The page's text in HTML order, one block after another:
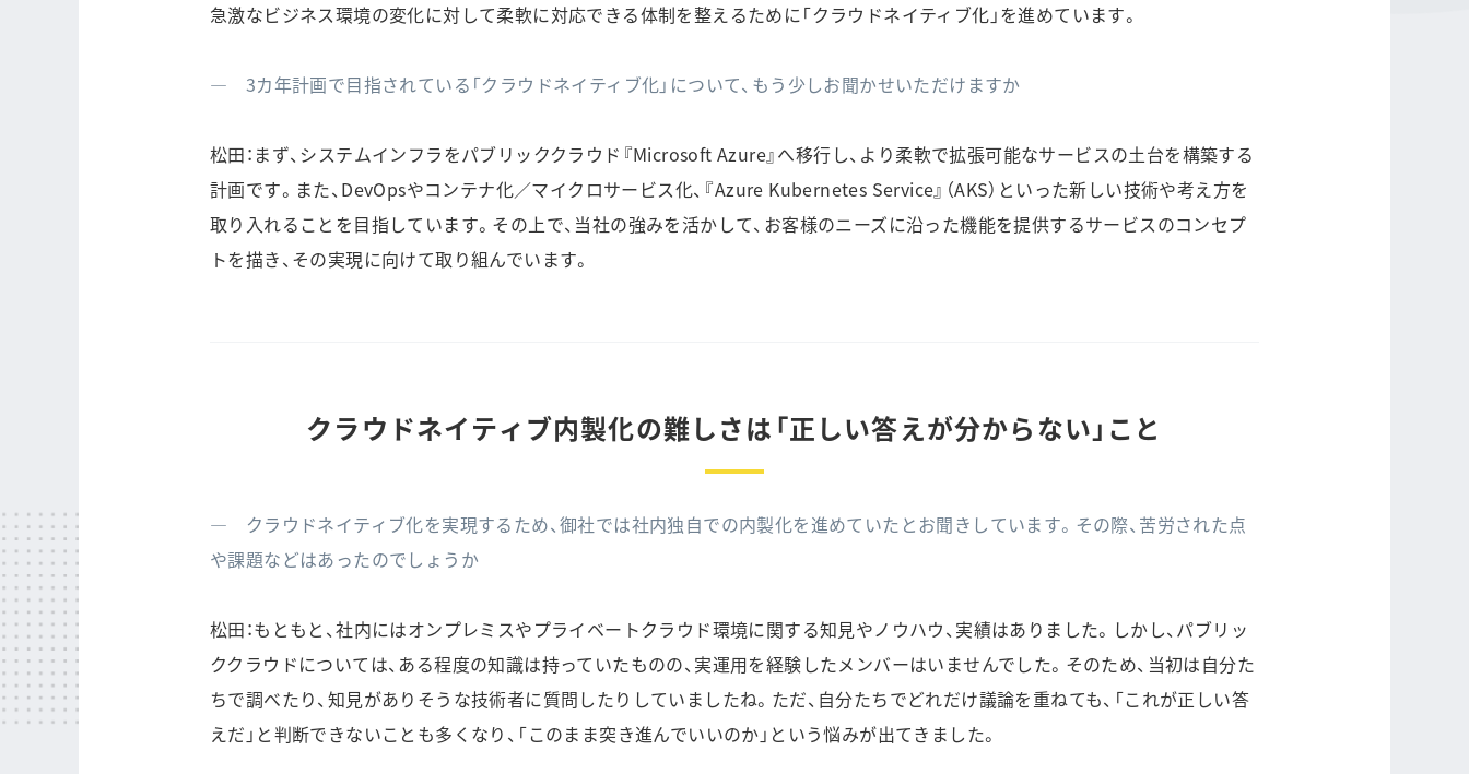
急激なビジネス環境の変化に対して柔軟に対応できる体制を整えるために「クラウドネイティブ化」を進めています。
― 3カ年計画で目指されている「クラウドネイティブ化」について、もう少しお聞かせいただけますか
松田：まず、システムインフラをパブリッククラウド『Microsoft Azure』へ移行し、より柔軟で拡張可能なサービスの土台を構築する
計画です。また、DevOpsやコンテナ化／マイクロサービス化、『Azure Kubernetes Service』（AKS）といった新しい技術や考え方を
取り入れることを目指しています。その上で、当社の強みを活かして、お客様のニーズに沿った機能を提供するサービスのコンセプ
トを描き、その実現に向けて取り組んでいます。
クラウドネイティブ内製化の難しさは「正しい答えが分からない」こと
― クラウドネイティブ化を実現するため、御社では社内独自での内製化を進めていたとお聞きしています。その際、苦労された点
や課題などはあったのでしょうか
松田：もともと、社内にはオンプレミスやプライベートクラウド環境に関する知見やノウハウ、実績はありました。しかし、パブリッ
ククラウドについては、ある程度の知識は持っていたものの、実運用を経験したメンバーはいませんでした。そのため、当初は自分た
ちで調べたり、知見がありそうな技術者に質問したりしていましたね。ただ、自分たちでどれだけ議論を重ねても、「これが正しい答
えだ」と判断できないことも多くなり、「このまま突き進んでいいのか」という悩みが出てきました。